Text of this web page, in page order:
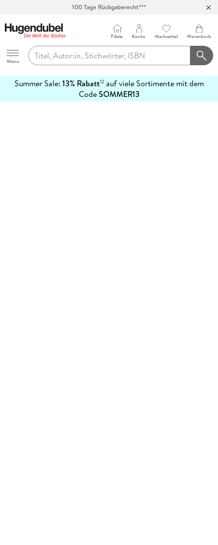
100 Tage Rückgaberecht***
Hugendubel
Menu
Filiale Konto Merkzettel Warenkorb
Summer Sale: 13% Rabatt12auf viele Sortimente mit dem
CodeSOMMER13
erfahren